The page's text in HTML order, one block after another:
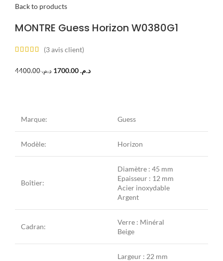
Back to products
MONTRE Guess Horizon W0380G1
(3avis client)
د.م.4400.00 د.م.
Marque: Guess
Modèle: Horizon
Boîtier:
Diamètre : 45 mm
Epaisseur : 12 mm
Acier inoxydable
Argent
Cadran:
Verre : Minéral
Beige
Largeur : 22 mm